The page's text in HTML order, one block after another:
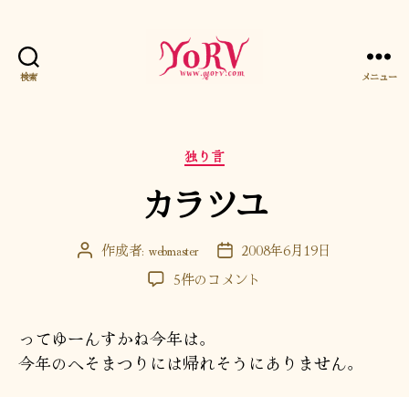
検索 メニュー
カ
テ
ゴ
リ
独り言
カラツユ
投 作成者: webmaster
投
稿
日
2008年6月19日
カ
ユ
へ
5件のコメント
ってゆーんすかね今年は。
今年のへそまつりには帰れそうにありません。